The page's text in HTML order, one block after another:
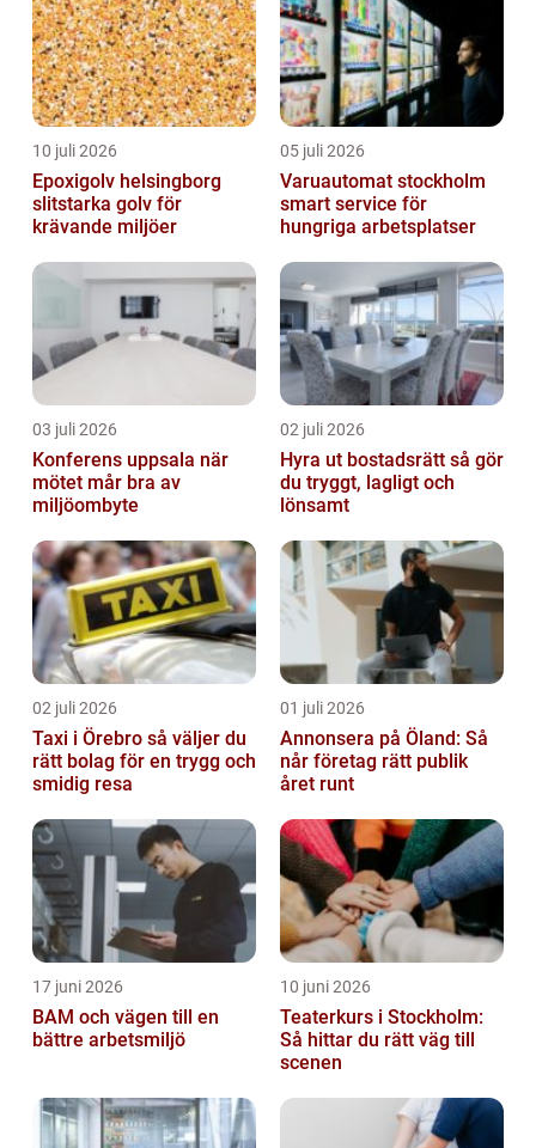
10 juli 2026
Epoxigolv helsingborg
slitstarka golv för
krävande miljöer
05 juli 2026
Varuautomat stockholm
smart service för
hungriga arbetsplatser
03 juli 2026
Konferens uppsala när
mötet mår bra av
miljöombyte
02 juli 2026
Hyra ut bostadsrätt så gör
du tryggt, lagligt och
lönsamt
02 juli 2026
Taxi i Örebro så väljer du
rätt bolag för en trygg och
smidig resa
01 juli 2026
Annonsera på Öland: Så
når företag rätt publik
året runt
17 juni 2026
BAM och vägen till en
bättre arbetsmiljö
10 juni 2026
Teaterkurs i Stockholm:
Så hittar du rätt väg till
scenen